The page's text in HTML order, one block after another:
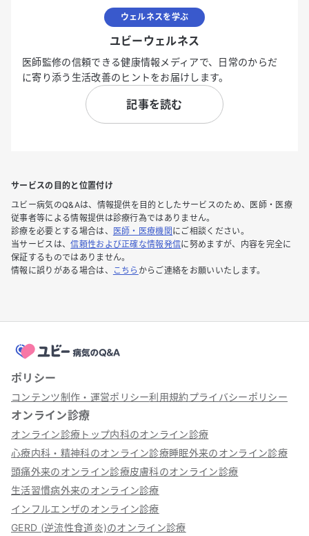
ウェルネスを学ぶ
ユビーウェルネス
医師監修の信頼できる健康情報メディアで、日常のからだ
に寄り添う生活改善のヒントをお届けします。
記事を読む
サービスの目的と位置付け
ユビー病気のQ&Aは、情報提供を目的としたサービスのため、医師・医療
従事者等による情報提供は診療行為ではありません。
診療を必要とする場合は、
医師・医療機関 にご相談ください。
当サービスは、信頼性および正確な情報発信に努めますが、内容を完全に
保証するものではありません。
情報に誤りがある場合は、
こちら からご連絡をお願いいたします。
ポリシー
コンテンツ制作・運営ポリシー利用規約プライバシーポリシー
オンライン診療
オンライン診療トップ内科のオンライン診療
心療内科・精神科のオンライン診療睡眠外来のオンライン診療
頭痛外来のオンライン診療皮膚科のオンライン診療
生活習慣病外来のオンライン診療
インフルエンザのオンライン診療
GERD (逆流性食道炎)のオンライン診療